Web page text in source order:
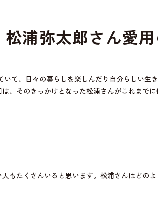
浦弥太郎さん愛
、日々の暮らしを楽しんだり自分らしい生
、そのきっかけとなった松浦さんがこれまで
もたくさんいると思います。松浦さんはどの